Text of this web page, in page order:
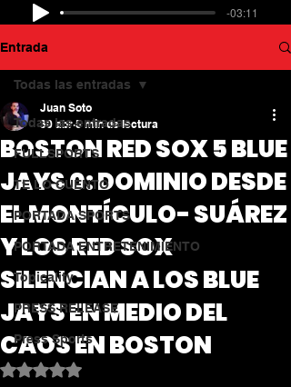
-03:11
Entrada
Todas las entradas
FULLSPORTS
TE LO CUENTO
PORTADA SPORTS
PORTADA ENTRETENIMIENTO
Topicality
PRESS RELEASE
Press Sports
Todas las entradas
BOSTON RED SOX 5 BLUE
JAYS 0: DOMINIO DESDE
EL MONTÍCULO- SUÁREZ
Y LOS RED SOX
SILENCIAN A LOS BLUE
JAYS EN MEDIO DEL
CAOS EN BOSTON
Juan Soto
30 abr 5 min de lectura
Obtuvo NaN de 5 estrellas.